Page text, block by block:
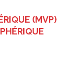
(MVP)